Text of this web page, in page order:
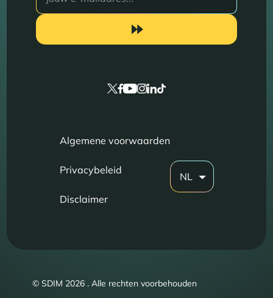
Algemene voorwaarden
Privacybeleid
Disclaimer
NL
© SDIM 2026 . Alle rechten voorbehouden